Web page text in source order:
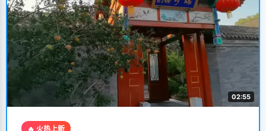
02:55
🔥 火热上新